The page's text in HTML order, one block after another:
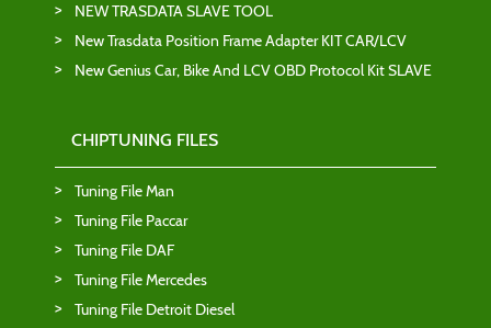
NEW TRASDATA SLAVE TOOL
New Trasdata Position Frame Adapter KIT CAR/LCV
New Genius Car, Bike And LCV OBD Protocol Kit SLAVE
CHIPTUNING FILES
Tuning File Man
Tuning File Paccar
Tuning File DAF
Tuning File Mercedes
Tuning File Detroit Diesel